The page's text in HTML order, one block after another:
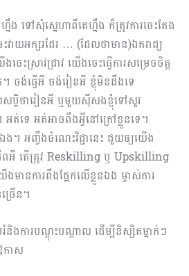
ទៅសុំស្នេហាពីគេហ្នឹង ក៏ត្រូវការចេះតែង
ះវាយអក្សរដែរ … (ដែលថាមាន)ឯករាជ្យ
ចេះស្រាវជ្រាវ យើងចេះធ្វើការសម្រេចចិត្ត
។ ចង់ធ្វើអី ចង់រៀនអី ខ្ញុំមិនដឹងទេ
តិថារៀនអី ឬមួយស៊ីសងខ្ញុំទៅសួរ
ត់ទេ អត់អាចពឹងអ្វីនៅក្រៅខ្លួនទេ។
ឯង។ អញ្ចឹងចំណេះវិជ្ជានេះ ជួយឲ្យយើង
ពអី តើត្រូវ Reskilling ឬ Upskilling
មានការពឹងផ្អែកលើខ្លួនឯង ម្ចាស់ការ
រើន។
ការបណ្ដុះបណ្ដាល ដើម្បីនិស្សិតម្នាក់ៗ
កាស